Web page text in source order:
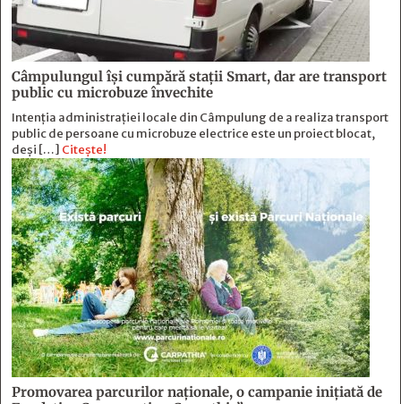
Câmpulungul îşi cumpără staţii Smart, dar are transport
public cu microbuze învechite
Intenția administrației locale din Câmpulung de a realiza transport
public de persoane cu microbuze electrice este un proiect blocat,
deși […] Citește!
Promovarea parcurilor naționale, o campanie inițiată de